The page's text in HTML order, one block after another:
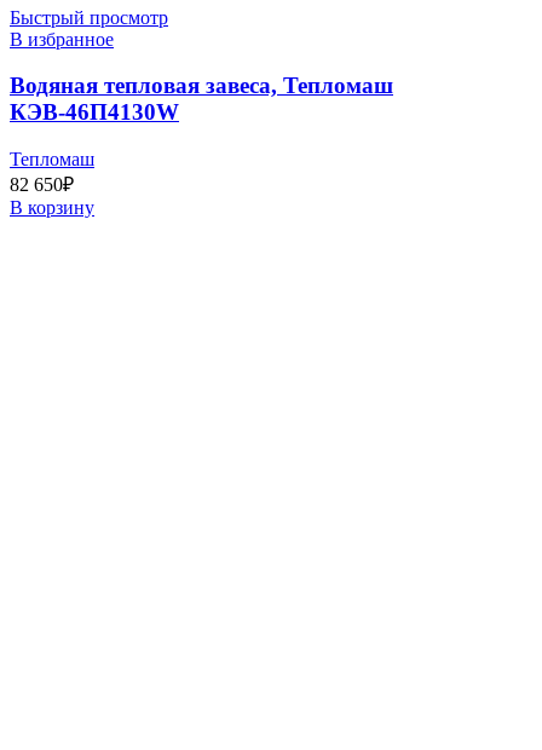
Быстрый просмотр
В избранное
Водяная тепловая завеса, Тепломаш
КЭВ-46П4130W
Тепломаш
82 650₽
В корзину